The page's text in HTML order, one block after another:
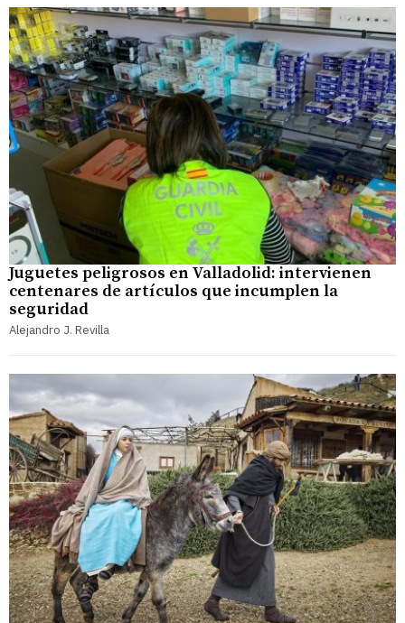
Juguetes peligrosos en Valladolid: intervienen
centenares de artículos que incumplen la
seguridad
Alejandro J. Revilla